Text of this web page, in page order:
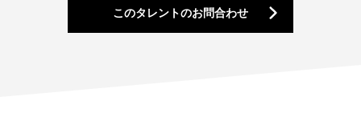
このタレントのお問合わせ